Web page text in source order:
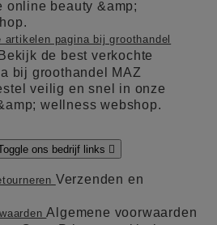
online beauty &amp;
artikelen pagina bij groothandel
Bekijk de best verkochte
bij groothandel MAZ
veilig en snel in onze
wellness webshop.
ons bedrijf links 
Verzenden en
Algemene voorwaarden